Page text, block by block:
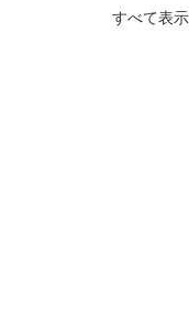
すべて表示